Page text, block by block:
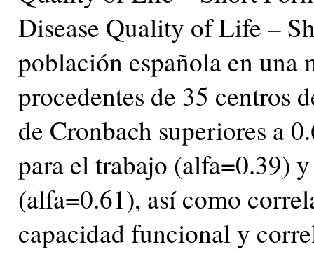
Disease Quality of Life –
población española en una
procedentes de 35 centros
de Cronbach superiores a
para el trabajo (alfa=0.39)
(alfa=0.61), así como
capacidad funcional y